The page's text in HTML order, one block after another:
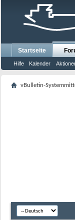
Startseite
Hilfe Kalender
vBulletin-